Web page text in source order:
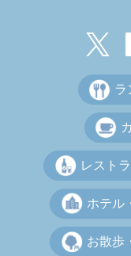
ラ
レスト
ホテル
お散歩